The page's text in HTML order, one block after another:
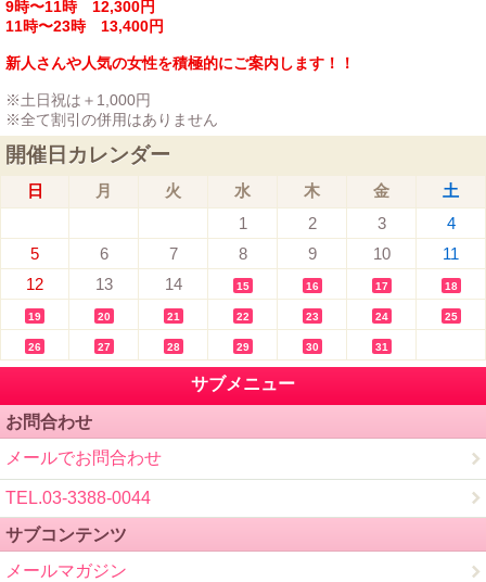
9時〜11時 12,300円
11時〜23時 13,400円
新人さんや人気の女性を積極的にご案内します！！
※土日祝は＋1,000円
※全て割引の併用はありません
開催日カレンダー
日 月 火 水 木 金
土
1
2 3
4
5
6 7 8 9 10
11
12
13 14 15 16 17 18
19 20 21 22 23 24 25
26 27 28 29 30 31
サブメニュー
お問合わせ
メールでお問合わせ
TEL.03-3388-0044
サブコンテンツ
メールマガジン